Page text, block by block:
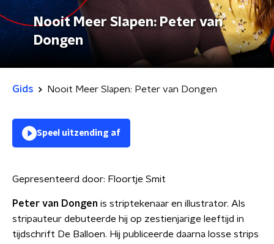
Nooit Meer Slapen: Peter van
Dongen
Gids Nooit Meer Slapen: Peter van Dongen
Speel uitzending af
Gepresenteerd door: Floortje Smit
Peter van Dongen is striptekenaar en illustrator. Als
stripauteur debuteerde hij op zestienjarige leeftijd in
tijdschrift De Balloen. Hij publiceerde daarna losse strips